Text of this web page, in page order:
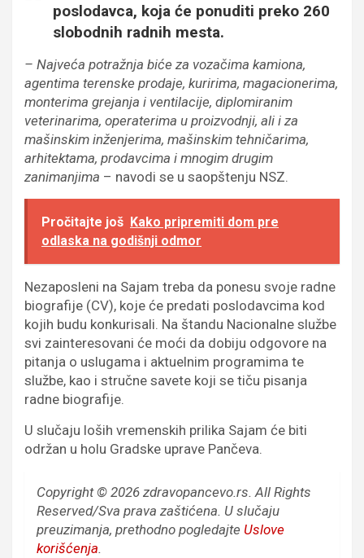
poslodavca, koja će ponuditi preko 260
slobodnih radnih mesta.
– Najveća potražnja biće za vozačima kamiona,
agentima terenske prodaje, kuririma, magacionerima,
monterima grejanja i ventilacije, diplomiranim
veterinarima, operaterima u proizvodnji, ali i za
mašinskim inženjerima, mašinskim tehničarima,
arhitektama, prodavcima i mnogim drugim
zanimanjima – navodi se u saopštenju NSZ.
Pročitajte još Kako pripremiti dom pre
odlaska na godišnji odmor
Nezaposleni na Sajam treba da ponesu svoje radne
biografije (CV), koje će predati poslodavcima kod
kojih budu konkurisali. Na štandu Nacionalne službe
svi zainteresovani će moći da dobiju odgovore na
pitanja o uslugama i aktuelnim programima te
službe, kao i stručne savete koji se tiču pisanja
radne biografije.
U slučaju loših vremenskih prilika Sajam će biti
održan u holu Gradske uprave Pančeva.
Copyright © 2026 zdravopancevo.rs. All Rights
Reserved/Sva prava zaštićena. U slučaju
preuzimanja, prethodno pogledajte Uslove
korišćenja.